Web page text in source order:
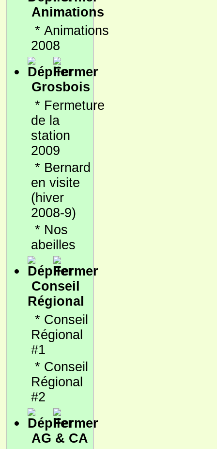
Animations
* Animations
2008
Grosbois
* Fermeture
de la
station
2009
* Bernard
en visite
(hiver
2008-9)
* Nos
abeilles
Conseil
Régional
* Conseil
Régional
#1
* Conseil
Régional
#2
AG & CA